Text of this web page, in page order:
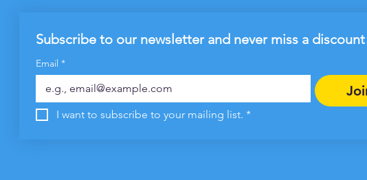
Subscribe to our newsletter and never miss a
Email *
I want to subscribe to your mailing list. *